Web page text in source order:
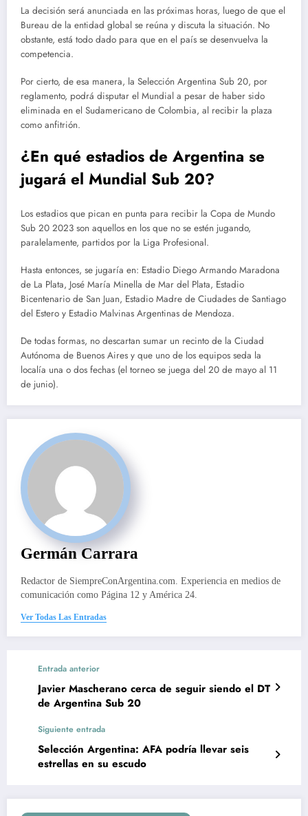
La decisión será anunciada en las próximas horas, luego de que el
Bureau de la entidad global se reúna y discuta la situación. No
obstante, está todo dado para que en el país se desenvuelva la
competencia.
Por cierto, de esa manera, la Selección Argentina Sub 20, por
reglamento, podrá disputar el Mundial a pesar de haber sido
eliminada en el Sudamericano de Colombia, al recibir la plaza
como anfitrión.
¿En qué estadios de Argentina se
jugará el Mundial Sub 20?
Los estadios que pican en punta para recibir la Copa de Mundo
Sub 20 2023 son aquellos en los que no se estén jugando,
paralelamente, partidos por la Liga Profesional.
Hasta entonces, se jugaría en: Estadio Diego Armando Maradona
de La Plata, José María Minella de Mar del Plata, Estadio
Bicentenario de San Juan, Estadio Madre de Ciudades de Santiago
del Estero y Estadio Malvinas Argentinas de Mendoza.
De todas formas, no descartan sumar un recinto de la Ciudad
Autónoma de Buenos Aires y que uno de los equipos seda la
localía una o dos fechas (el torneo se juega del 20 de mayo al 11
de junio).
Germán Carrara
Redactor de SiempreConArgentina.com. Experiencia en medios de
comunicación como Página 12 y América 24.
Ver Todas Las Entradas
Entrada anterior
Javier Mascherano cerca de seguir siendo el DT
de Argentina Sub 20
Siguiente entrada
Selección Argentina: AFA podría llevar seis
estrellas en su escudo